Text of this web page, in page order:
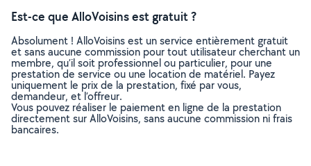
Est-ce que AlloVoisins est gratuit ?
Absolument ! AlloVoisins est un service entièrement gratuit
et sans aucune commission pour tout utilisateur cherchant un
membre, qu’il soit professionnel ou particulier, pour une
prestation de service ou une location de matériel. Payez
uniquement le prix de la prestation, fixé par vous,
demandeur, et l’offreur.
Vous pouvez réaliser le paiement en ligne de la prestation
directement sur AlloVoisins, sans aucune commission ni frais
bancaires.